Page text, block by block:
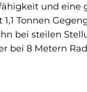
und eine
Tonnen
bei steilen
bei 8 Metern